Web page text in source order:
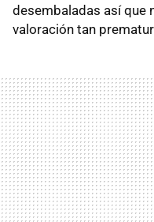
desembaladas así que
valoración tan